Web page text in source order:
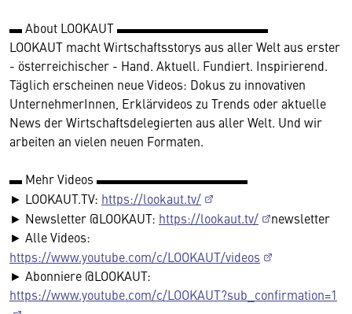
▬ About LOOKAUT ▬▬▬▬▬▬▬▬▬▬▬▬
LOOKAUT macht Wirtschaftsstorys aus aller Welt aus erster
- österreichischer - Hand. Aktuell. Fundiert. Inspirierend.
Täglich erscheinen neue Videos: Dokus zu innovativen
UnternehmerInnen, Erklärvideos zu Trends oder aktuelle
News der Wirtschaftsdelegierten aus aller Welt. Und wir
arbeiten an vielen neuen Formaten.
▬ Mehr Videos ▬▬▬▬▬▬▬▬▬▬▬▬
► LOOKAUT.TV: https://lookaut.tv/
► Newsletter @LOOKAUT: https://lookaut.tv/
newsletter
► Alle Videos:
https://www.youtube.com/c/LOOKAUT/videos
► Abonniere @LOOKAUT:
https://www.youtube.com/c/LOOKAUT?sub_confirmation=1